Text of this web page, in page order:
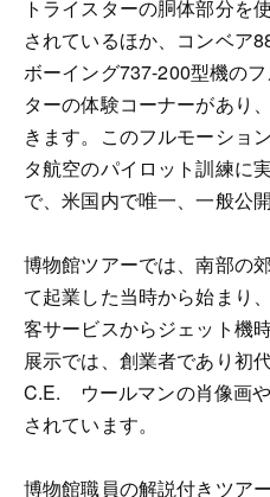
トライスターの胴体部分を
されているほか、コンベア
ボーイング737-200型機の
ターの体験コーナーがあり
きます。このフルモーショ
タ航空のパイロット訓練に
で、米国内で唯一、一般公
博物館ツアーでは、南部の
て起業した当時から始まり
客サービスからジェット機
展示では、創業者であり初
C.E. ウールマンの肖像画
されています。
博物館職員の解説付きツア